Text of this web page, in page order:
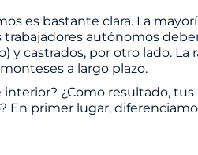
es bastante clara. La
autónomos
y castrados, por otro lado. La
a largo plazo.
interior? ¿Como resultado,
En primer lugar,